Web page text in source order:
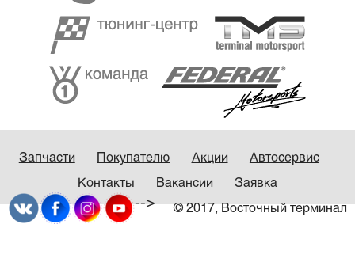
Запчасти Покупателю Акции Автосервис
Контакты Вакансии Заявка
© 2017, Восточный терминал
-->